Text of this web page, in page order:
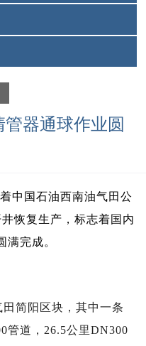
器通球作业圆
中国石油西南油气田公
恢复生产，标志着国内
满完成。
简阳区块，其中一条
管道，26.5公里DN300